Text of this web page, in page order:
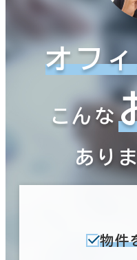
オフ
こんな
あり
物件